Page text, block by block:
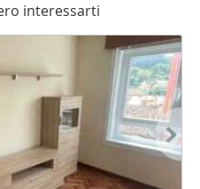
interessarti